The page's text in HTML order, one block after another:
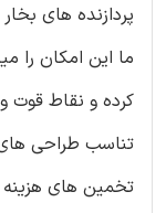
پردازنده های
ما این امکان را
کرده و نقاط قوت
تناسب طراحی
تخمین های